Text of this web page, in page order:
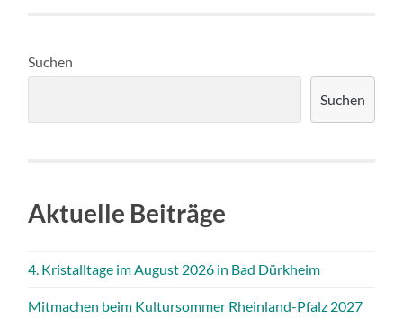
Suchen
Suchen
Aktuelle Beiträge
4. Kristalltage im August 2026 in Bad Dürkheim
Mitmachen beim Kultursommer Rheinland-Pfalz 2027